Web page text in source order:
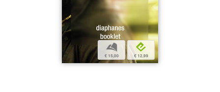
b
€ 15,00
e
€ 12,99